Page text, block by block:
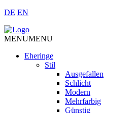
DE EN
MENUMENU
Eheringe
Stil
Ausgefallen
Schlicht
Modern
Mehrfarbig
Günstig